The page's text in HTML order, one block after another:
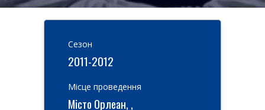
Cезон
2011-2012
Місце проведення
Місто Орлеан, ,